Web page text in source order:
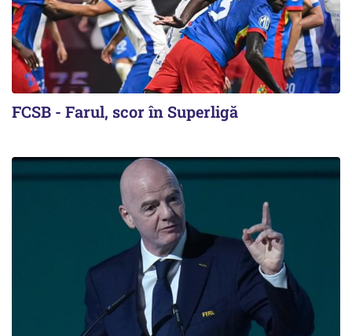
FCSB - Farul, scor în Superligă